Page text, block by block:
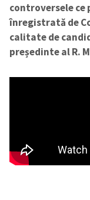
controversele ce
înregistrată de
calitate de
președinte al R.